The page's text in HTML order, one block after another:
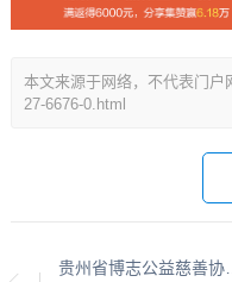
本文来源于网络，不代表门
27-6676-0.html
贵州省博志公益慈善协会“关爱退役军人”慰问活动在贵阳市南明区西湖路街道办顺利开展